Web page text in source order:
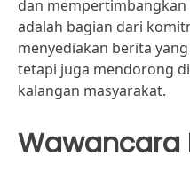
dan
adalah bagian dari
menyediakan berita
tetapi juga mendorong
kalangan masyarakat.
Wawancara